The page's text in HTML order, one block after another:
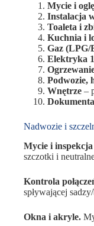
Mycie i
Instalacja
Toaleta i
Kuchnia i
Gaz (LPG/
Elektryka
Podwozie,
Wnętrze –
Nadwozie i
Mycie i
szczotki i
Kontrola
spływającej
Okna i akryle.